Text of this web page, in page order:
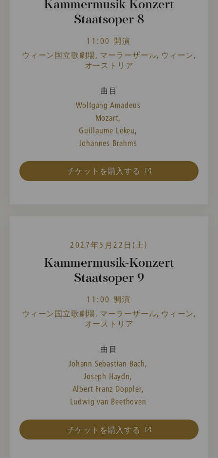
Kammermusik-Konzert
Staatsoper 8
11:00 開演
ウィーン国立歌劇場, マーラーザール, ウィーン,
オーストリア
曲目
Wolfgang Amadeus
Mozart,
Guillaume Lekeu,
Johannes Brahms
チケットを購入する
2027年5月22日(土)
Kammermusik-Konzert
Staatsoper 9
11:00 開演
ウィーン国立歌劇場, マーラーザール, ウィーン,
オーストリア
曲目
Johann Sebastian Bach,
Joseph Haydn,
Albert Franz Doppler,
Ludwig van Beethoven
チケットを購入する